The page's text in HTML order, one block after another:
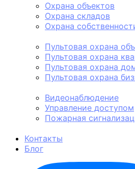
Охрана объектов
Охрана складов
Охрана
Пультовая охрана
Пультовая охрана
Пультовая охрана
Пультовая охрана
Видеонаблюдение
Управление доступом
Пожарная
Контакты
Блог